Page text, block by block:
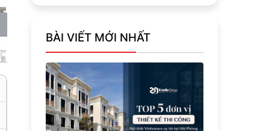
BÀI VIẾT MỚI NHẤT